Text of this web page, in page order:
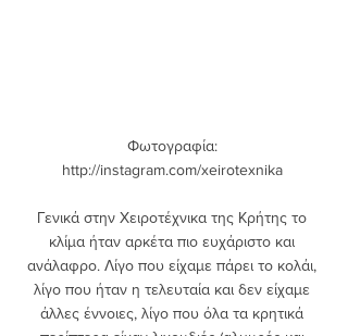
Φωτογραφία:
http://instagram.com/xeirotexnika
Γενικά στην Χειροτέχνικα της Κρήτης το
κλίμα ήταν αρκέτα πιο ευχάριστο και
ανάλαφρο. Λίγο που είχαμε πάρει το κολάι,
λίγο που ήταν η τελευταία και δεν είχαμε
άλλες έννοιες, λίγο που όλα τα κρητικά